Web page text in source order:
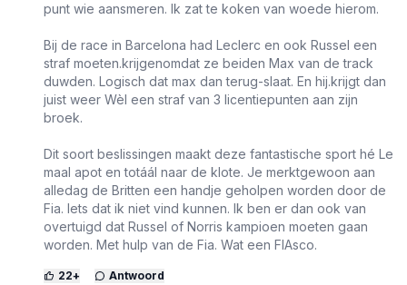
punt wie aansmeren. Ik zat te koken van woede hierom.
Bij de race in Barcelona had Leclerc en ook Russel een
straf moeten.krijgenomdat ze beiden Max van de track
duwden. Logisch dat max dan terug-slaat. En hij.krijgt dan
juist weer Wèl een straf van 3 licentiepunten aan zijn
broek.
Dit soort beslissingen maakt deze fantastische sport hé Le
maal apot en totáál naar de klote. Je merktgewoon aan
alledag de Britten een handje geholpen worden door de
Fia. Iets dat ik niet vind kunnen. Ik ben er dan ook van
overtuigd dat Russel of Norris kampioen moeten gaan
worden. Met hulp van de Fia. Wat een FIAsco.
22+ Antwoord